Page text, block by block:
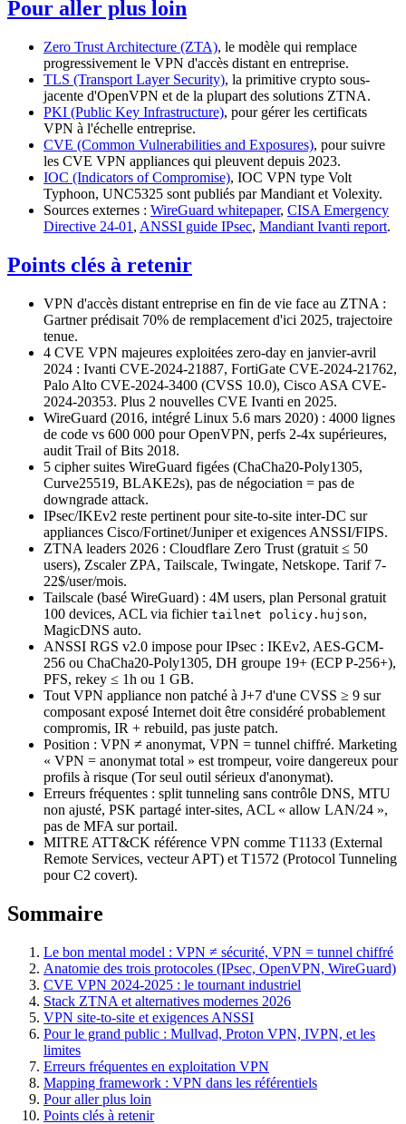
Pour aller plus loin
Zero Trust Architecture (ZTA), le modèle qui remplace
progressivement le VPN d'accès distant en entreprise.
TLS (Transport Layer Security), la primitive crypto sous-
jacente d'OpenVPN et de la plupart des solutions ZTNA.
PKI (Public Key Infrastructure), pour gérer les certificats
VPN à l'échelle entreprise.
CVE (Common Vulnerabilities and Exposures), pour suivre
les CVE VPN appliances qui pleuvent depuis 2023.
IOC (Indicators of Compromise), IOC VPN type Volt
Typhoon, UNC5325 sont publiés par Mandiant et Volexity.
Sources externes : WireGuard whitepaper, CISA Emergency
Directive 24-01 , ANSSI guide IPsec, Mandiant Ivanti report.
Points clés à retenir
VPN d'accès distant entreprise en fin de vie face au ZTNA :
Gartner prédisait 70% de remplacement d'ici 2025, trajectoire
tenue.
4 CVE VPN majeures exploitées zero-day en janvier-avril
2024 : Ivanti CVE-2024-21887, FortiGate CVE-2024-21762,
Palo Alto CVE-2024-3400 (CVSS 10.0), Cisco ASA CVE-
2024-20353. Plus 2 nouvelles CVE Ivanti en 2025.
WireGuard (2016, intégré Linux 5.6 mars 2020) : 4000 lignes
de code vs 600 000 pour OpenVPN, perfs 2-4x supérieures,
audit Trail of Bits 2018.
5 cipher suites WireGuard figées (ChaCha20-Poly1305,
Curve25519, BLAKE2s), pas de négociation = pas de
downgrade attack.
IPsec/IKEv2 reste pertinent pour site-to-site inter-DC sur
appliances Cisco/Fortinet/Juniper et exigences ANSSI/FIPS.
ZTNA leaders 2026 : Cloudflare Zero Trust (gratuit ≤ 50
users), Zscaler ZPA, Tailscale, Twingate, Netskope. Tarif 7-
22$/user/mois.
Tailscale (basé WireGuard) : 4M users, plan Personal gratuit
100 devices, ACL via fichier tailnet policy.hujson,
MagicDNS auto.
ANSSI RGS v2.0 impose pour IPsec : IKEv2, AES-GCM-
256 ou ChaCha20-Poly1305, DH groupe 19+ (ECP P-256+),
PFS, rekey ≤ 1h ou 1 GB.
Tout VPN appliance non patché à J+7 d'une CVSS ≥ 9 sur
composant exposé Internet doit être considéré probablement
compromis, IR + rebuild, pas juste patch.
Position : VPN ≠ anonymat, VPN = tunnel chiffré. Marketing
« VPN = anonymat total » est trompeur, voire dangereux pour
profils à risque (Tor seul outil sérieux d'anonymat).
Erreurs fréquentes : split tunneling sans contrôle DNS, MTU
non ajusté, PSK partagé inter-sites, ACL « allow LAN/24 »,
pas de MFA sur portail.
MITRE ATT&CK référence VPN comme T1133 (External
Remote Services, vecteur APT) et T1572 (Protocol Tunneling
pour C2 covert).
Sommaire
Le bon mental model : VPN ≠ sécurité, VPN = tunnel chiffré
Anatomie des trois protocoles (IPsec, OpenVPN, WireGuard)
CVE VPN 2024-2025 : le tournant industriel
Stack ZTNA et alternatives modernes 2026
VPN site-to-site et exigences ANSSI
Pour le grand public : Mullvad, Proton VPN, IVPN, et les
limites
Erreurs fréquentes en exploitation VPN
Mapping framework : VPN dans les référentiels
Pour aller plus loin
Points clés à retenir